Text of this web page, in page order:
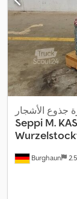
Burghaun
جذوع الأشجار
Seppi M.